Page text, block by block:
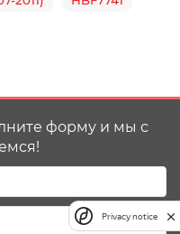
форму и мы с
Privacy notice